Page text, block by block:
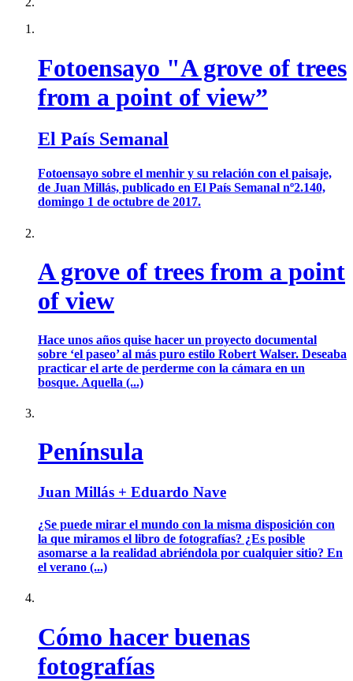
Fotoensayo "A grove of trees
from a point of view”
El País Semanal
Fotoensayo sobre el menhir y su relación con el paisaje,
de Juan Millás, publicado en El País Semanal nº2.140,
domingo 1 de octubre de 2017.
A grove of trees from a point
of view
Hace unos años quise hacer un proyecto documental
sobre ‘el paseo’ al más puro estilo Robert Walser. Deseaba
practicar el arte de perderme con la cámara en un
bosque. Aquella (...)
Península
Juan Millás + Eduardo Nave
¿Se puede mirar el mundo con la misma disposición con
la que miramos el libro de fotografías? ¿Es posible
asomarse a la realidad abriéndola por cualquier sitio? En
el verano (...)
Cómo hacer buenas
fotografías